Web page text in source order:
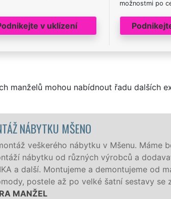
v uklízení
možnostmi po
manželů mohou nabídnout řadu dalších
MONTÁŽ KUCHYNĚ MŠENO
hodinoví manžele pro Vás 24 hodin denně,
montují kuchyňské linky všech tvarů a od
jedná o kuchyň z Ikei či kvalitnější
sítěEXTRA MANŽELVám tuto kuchyň